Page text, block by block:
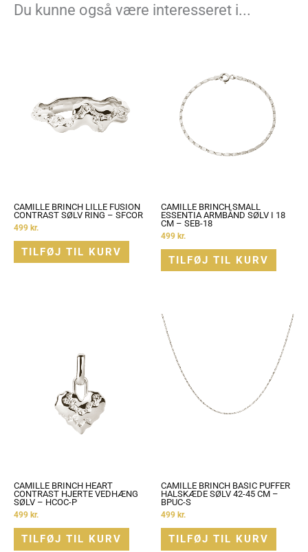
Du kunne også være interesseret i...
CAMILLE BRINCH LILLE FUSION
CONTRAST SØLV RING – SFCOR
499 kr.
TILFØJ TIL KURV
CAMILLE BRINCH SMALL
ESSENTIA ARMBÅND SØLV I 18
CM – SEB-18
499 kr.
TILFØJ TIL KURV
CAMILLE BRINCH HEART
CONTRAST HJERTE VEDHÆNG
SØLV – HCOC-P
499 kr.
TILFØJ TIL KURV
CAMILLE BRINCH BASIC PUFFER
HALSKÆDE SØLV 42-45 CM –
BPUC-S
499 kr.
TILFØJ TIL KURV